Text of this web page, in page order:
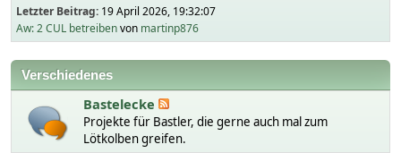
Letzter Beitrag: 19 April 2026, 19:32:07
Aw: 2 CUL betreibenvon martinp876
Verschiedenes
Bastelecke
Projekte für Bastler, die gerne auch mal zum
Lötkolben greifen.